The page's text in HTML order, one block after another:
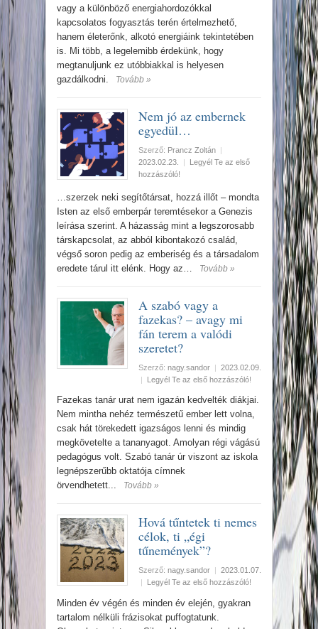
vagy a különböző energiahordozókkal
kapcsolatos fogyasztás terén értelmezhető,
hanem életerőnk, alkotó energiáink tekintetében
is. Mi több, a legelemibb érdekünk, hogy
megtanuljunk ez utóbbiakkal is helyesen
gazdálkodni.
Tovább »
Nem jó az embernek
egyedül…
Szerző: Prancz Zoltán |
2023.02.23.
|
Legyél Te az első
hozzászóló!
…szerzek neki segítőtársat, hozzá illőt – mondta
Isten az első emberpár teremtésekor a Genezis
leírása szerint. A házasság mint a legszorosabb
társkapcsolat, az abból kibontakozó család,
végső soron pedig az emberiség és a társadalom
eredete tárul itt elénk. Hogy az…
Tovább »
A szabó vagy a
fazekas? – avagy mi
fán terem a valódi
szeretet?
Szerző: nagy.sandor | 2023.02.09.
|
Legyél Te az első hozzászóló!
Fazekas tanár urat nem igazán kedvelték diákjai.
Nem mintha nehéz természetű ember lett volna,
csak hát törekedett igazságos lenni és mindig
megkövetelte a tananyagot. Amolyan régi vágású
pedagógus volt. Szabó tanár úr viszont az iskola
legnépszerűbb oktatója címnek
örvendhetett...
Tovább »
Hová tűntetek ti nemes
célok, ti „égi
tűnemények”?
Szerző: nagy.sandor | 2023.01.07.
|
Legyél Te az első hozzászóló!
Minden év végén és minden év elején, gyakran
tartalom nélküli frázisokat puffogtatunk.